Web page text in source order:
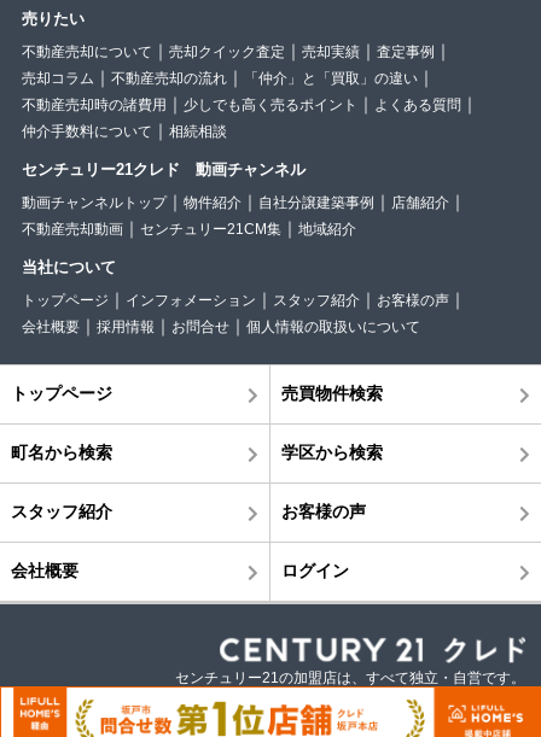
売りたい
不動産売却について 売却クイック査定 売却実績
査定事例
売却コラム
不動産売却の流れ
「仲介」と「買取」の違い
不動産売却時の諸費用
少しでも高く売るポイント
よくある質問
仲介手数料について
相続相談
センチュリー21クレド 動画チャンネル
動画チャンネルトップ 物件紹介 自社分譲建築事例
店舗紹介
不動産売却動画
センチュリー21CM集 地域紹介
当社について
トップページ インフォメーション スタッフ紹介
お客様の声
会社概要
採用情報 お問合せ 個人情報の取扱いについて
トップページ 売買物件検索
町名から検索 学区から検索
スタッフ紹介 お客様の声
会社概要 ログイン
センチュリー21の加盟店は、すべて独立・自営です。